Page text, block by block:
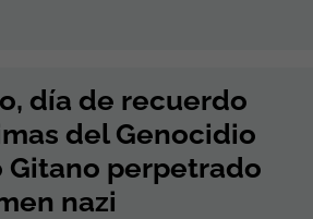
día de recuerdo
del Genocidio
Gitano perpetrado
nazi